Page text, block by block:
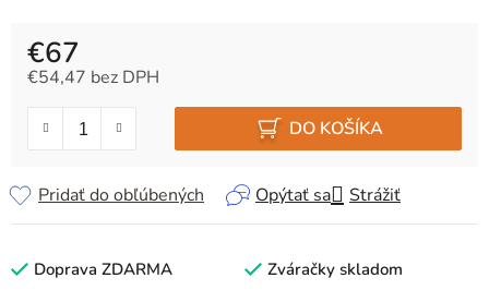
€67
€54,47 bez DPH
DO KOŠÍKA
Opýtať sa Strážiť
Pridať do obľúbených
Doprava ZDARMA Zváračky skladom